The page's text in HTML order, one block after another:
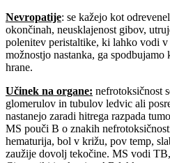
Nevropatije: se kažejo kot
okončinah, neusklajenost gibov,
polenitev peristaltike, ki lahko vodi v
možnostjo nastanka, ga
hrane.
Učinek na organe: nefrotoksičnost
glomerulov in tubulov ledvic ali
nastanejo zaradi hitrega razpada
MS pouči B o znakih
hematurija, bol v križu, pov temp,
zaužije dovolj tekočine. MS vodi